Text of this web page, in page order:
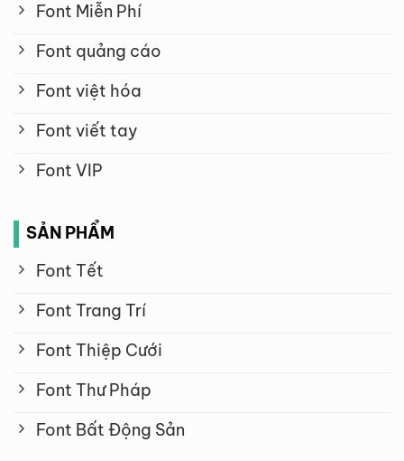
Font Miễn Phí
Font quảng cáo
Font việt hóa
Font viết tay
Font VIP
SẢN PHẨM
Font Tết
Font Trang Trí
Font Thiệp Cưới
Font Thư Pháp
Font Bất Động Sản